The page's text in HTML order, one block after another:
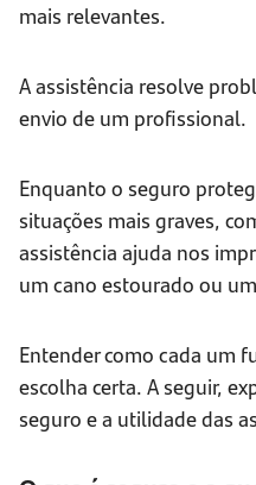
mais relevantes.
A assistência resolve
envio de um profissional.
Enquanto o seguro
situações mais graves,
assistência ajuda nos
um cano estourado ou
Entender como cada um
escolha certa. A seguir,
seguro e a utilidade das